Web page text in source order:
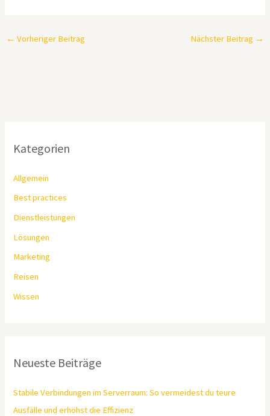
← Vorheriger Beitrag Nächster Beitrag →
Kategorien
Allgemein
Best practices
Dienstleistungen
Lösungen
Marketing
Reisen
Wissen
Neueste Beiträge
Stabile Verbindungen im Serverraum: So vermeidest du teure
Ausfälle und erhöhst die Effizienz